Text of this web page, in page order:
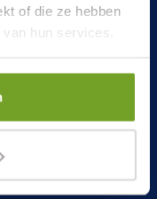
of die ze hebben
hun services.